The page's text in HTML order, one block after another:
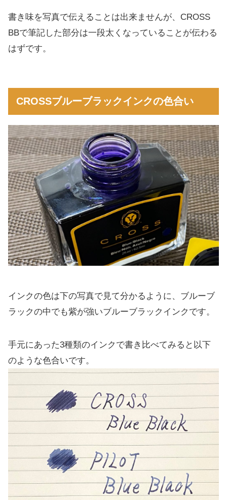
書き味を写真で伝えることは出来ませんが、CROSS
BBで筆記した部分は一段太くなっていることが伝わる
はずです。
CROSSブルーブラックインクの色合い
インクの色は下の写真で見て分かるように、ブルーブ
ラックの中でも紫が強いブルーブラックインクです。
手元にあった3種類のインクで書き比べてみると以下
のような色合いです。